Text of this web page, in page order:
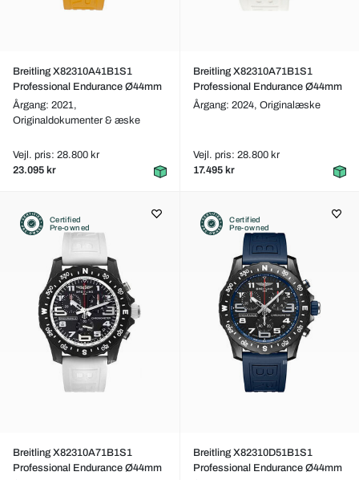
Breitling X82310A41B1S1
Professional Endurance Ø44mm
Årgang: 2021,
Originaldokumenter & æske
Vejl. pris: 28.800 kr
23.095 kr
Breitling X82310A71B1S1
Professional Endurance Ø44mm
Årgang: 2024, Originalæske
Vejl. pris: 28.800 kr
17.495 kr
Certified
Pre-owned
Breitling X82310A71B1S1
Professional Endurance Ø44mm
Certified
Pre-owned
Breitling X82310D51B1S1
Professional Endurance Ø44mm